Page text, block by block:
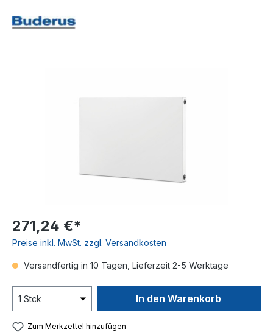
271,24 €*
Preise inkl. MwSt. zzgl. Versandkosten
Versandfertig in 10 Tagen, Lieferzeit 2-5 Werktage
In den Warenkorb
Zum Merkzettel hinzufügen